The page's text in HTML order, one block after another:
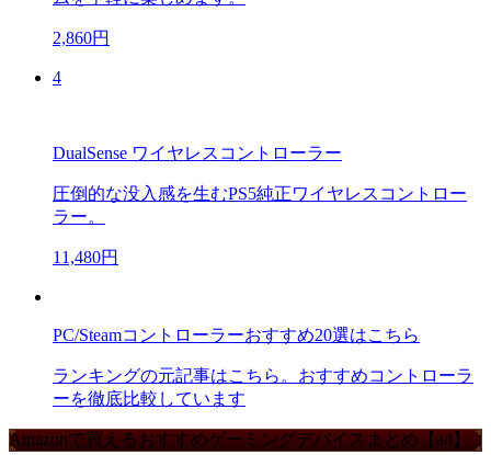
2,860円
4
DualSense ワイヤレスコントローラー
圧倒的な没入感を生むPS5純正ワイヤレスコントロー
ラー。
11,480円
PC/Steamコントローラーおすすめ20選はこちら
ランキングの元記事はこちら。おすすめコントローラ
ーを徹底比較しています
Amazonで買えるおすすめゲーミングデバイスまとめ【ad】